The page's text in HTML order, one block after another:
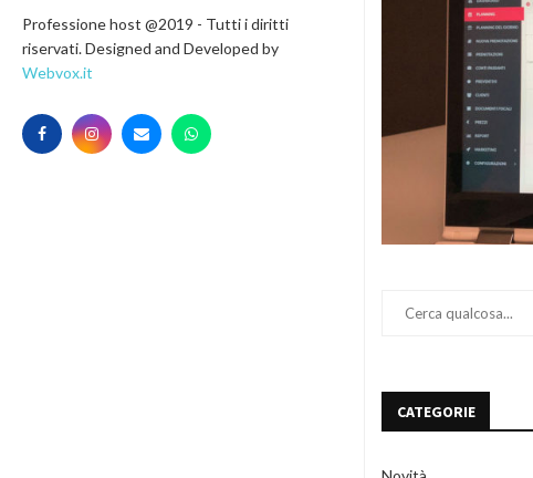
Professione host @2019 - Tutti i diritti
riservati. Designed and Developed by
Webvox.it
CATEGORIE